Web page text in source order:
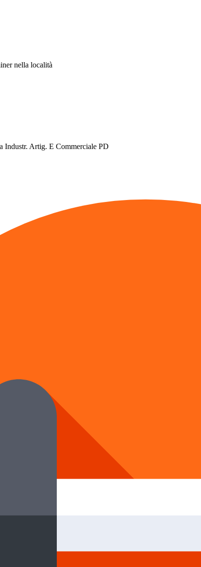
nella località
Industr. Artig. E Commerciale PD